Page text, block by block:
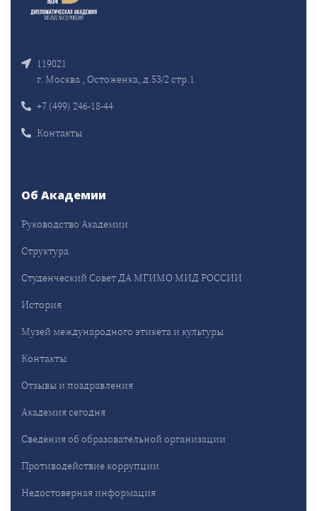
119021
г. Москва , Остоженка, д.53/2 стр.1
+7 (499) 246-18-44
Контакты
Об Академии
Руководство Академии
Структура
Студенческий Совет ДА МГИМО МИД РОССИИ
История
Музей международного этикета и культуры
Контакты
Отзывы и поздравления
Академия сегодня
Сведения об образовательной организации
Противодействие коррупции
Недостоверная информация